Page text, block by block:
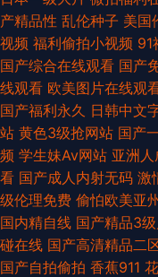
品 91在线影音 91福利社色
导航 俺去也啦 青娱乐99青
线精品免费 福利社午夜剧
传媒51 日本阿v免费在线观
区三区 91深夜福利 东方va
利社免费视频 操碰在线不
产精品性 乱伦种子 美国
视频 福利偷拍小视频 91
国产综合在线观看 国产
线观看 欧美图片在线观
国产福利永久 日韩中文
站 黄色3级抢网站 国产
频 学生妹Av网站 亚洲
看 国产成人内射无码 激
级伦理免费 偷怕欧美亚
国内精自线 国产精品3
碰在线 国产高清精品二
国产自拍偷拍 香蕉911